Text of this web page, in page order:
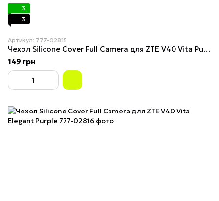
3
3
Артикул: 777-02815
Чехол Silicone Cover Full Camera для ZTE V40 Vita Purple
149 грн